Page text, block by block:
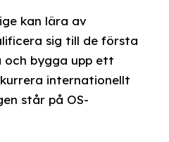
kan lära av
sig till de första
och bygga upp ett
internationellt
står på OS-